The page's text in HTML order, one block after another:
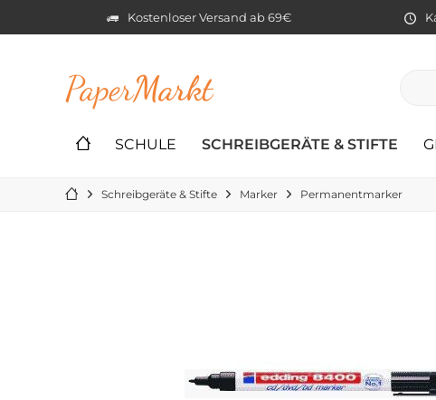
Kostenloser Versand ab 69€
PaperMarkt
SCHULE SCHREIBGERÄTE & STIFTE
Schreibgeräte & Stifte Marker Permanentmarker